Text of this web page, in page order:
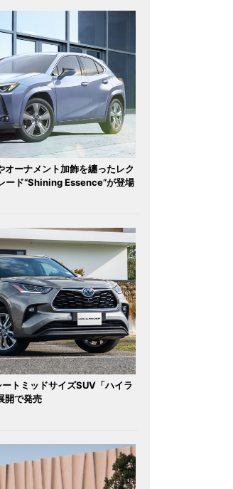
オーナメント加飾を纏ったレク
ード“Shining Essence”が登場
トミッドサイズSUV「ハイラ
開で発売